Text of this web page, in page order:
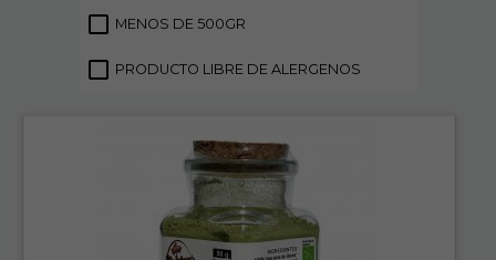
MENOS DE 500GR
PRODUCTO LIBRE DE ALERGENOS